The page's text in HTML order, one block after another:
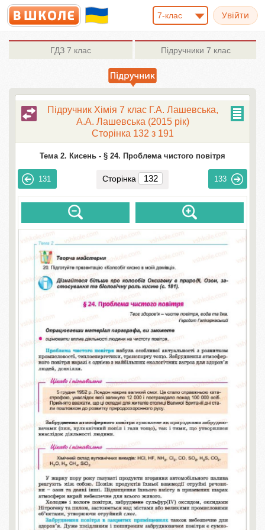
7-клас
ГДЗ 7 клас Підручники 7 клас
Підручник Хімія 7 клас Г.А. Лашевська,
А.А. Лашевська (2015 рік)
Сторінка 132 з 191
Тема 2. Кисень - § 24. Проблема чистого повітря
131 Сторінка 133